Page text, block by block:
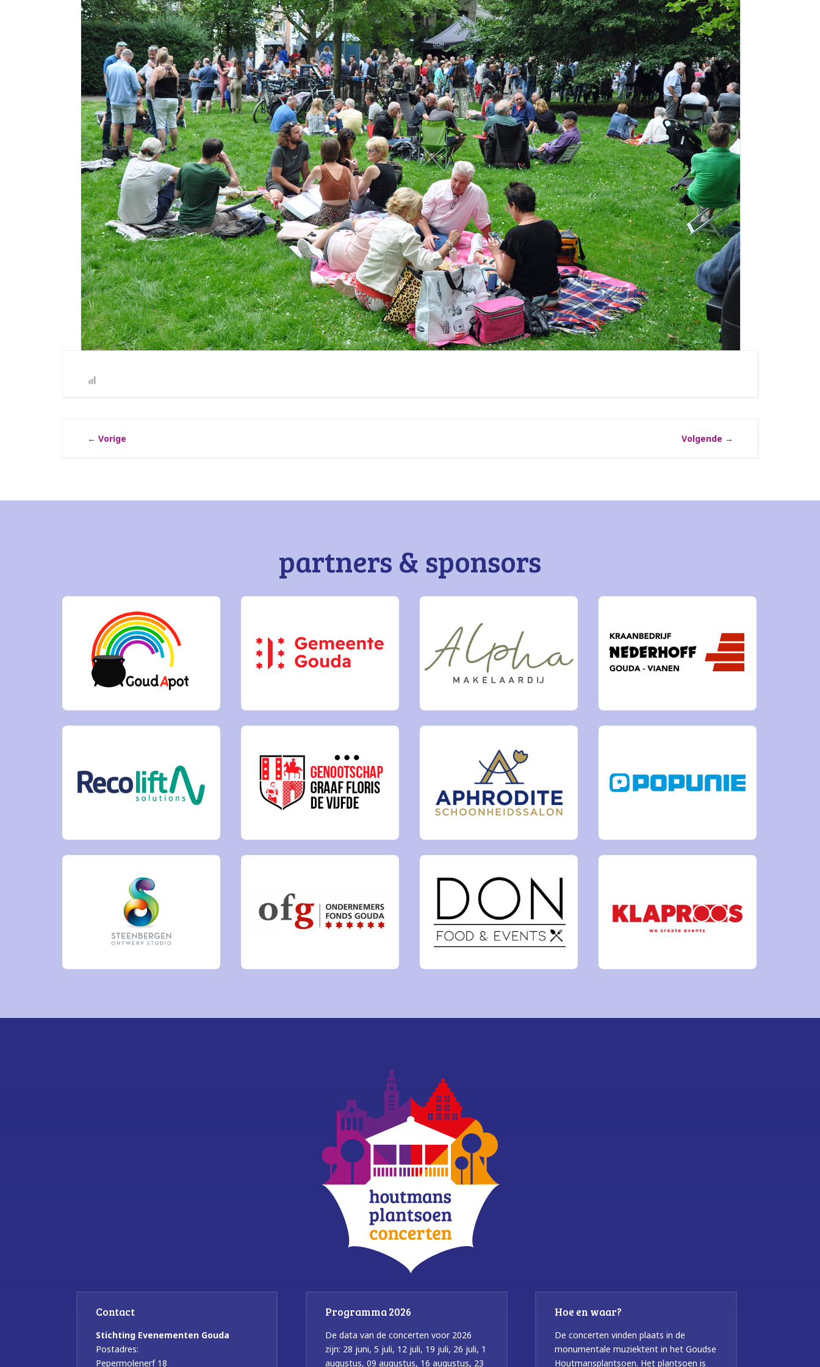
← Vorige Volgende →
partners & sponsors
Contact
Stichting Evenementen Gouda
Postadres:
Pepermolenerf 18
Programma 2026
De data van de concerten voor 2026
zijn: 28 juni, 5 juli, 12 juli, 19 juli, 26 juli, 1
augustus, 09 augustus, 16 augustus, 23
Hoe en waar?
De concerten vinden plaats in de
monumentale muziektent in het Goudse
Houtmansplantsoen. Het plantsoen is